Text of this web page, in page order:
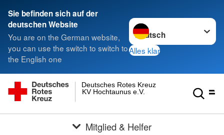
Sie befinden sich auf der
deutschen Website
You are on the German website,
you can use the switch to switch to
the English one
Sprache wechseln zu
Alles klar
KV Hochtaunus e.V.
Deutsches Rotes Kreuz
Mitglied & Helfer